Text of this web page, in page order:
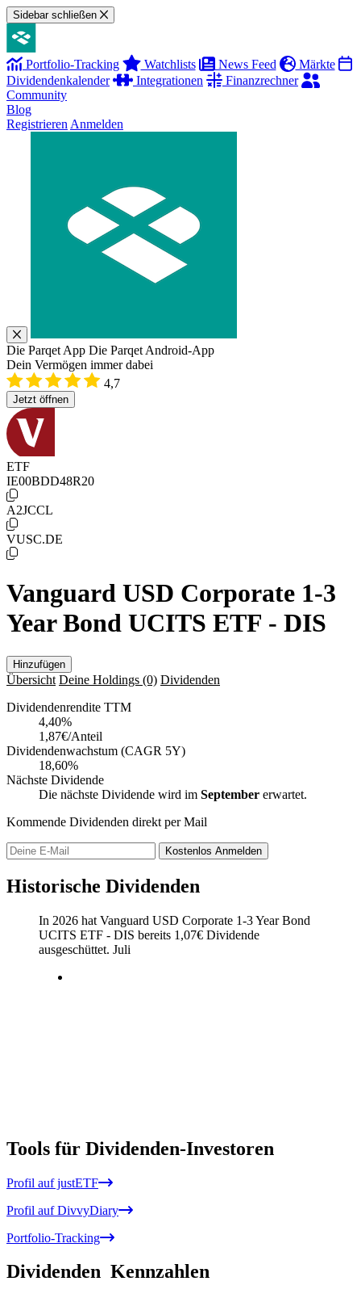
Sidebar schließen
Portfolio-Tracking Watchlists News Feed
Märkte
Dividendenkalender
Integrationen
Finanzrechner
Community
Blog
Registrieren Anmelden
Die Parqet App Die Parqet Android-App
Dein Vermögen immer dabei
4,7
Jetzt öffnen
ETF
IE00BDD48R20
A2JCCL
VUSC.DE
Vanguard USD Corporate 1-3
Year Bond UCITS ETF - DIS
Hinzufügen
Übersicht Deine Holdings (0) Dividenden
Dividendenrendite TTM
4,40%
1,87€/Anteil
Dividendenwachstum (CAGR 5Y)
18,60%
Nächste Dividende
Die nächste Dividende wird im September erwartet.
Kommende Dividenden direkt per Mail
Kostenlos Anmelden
Historische Dividenden
In 2026 hat Vanguard USD Corporate 1-3 Year Bond
UCITS ETF - DIS bereits 1,07€ Dividende
ausgeschüttet. Juli
Tools für Dividenden-Investoren
Profil auf justETF
Profil auf DivvyDiary
Portfolio-Tracking
Dividenden Kennzahlen